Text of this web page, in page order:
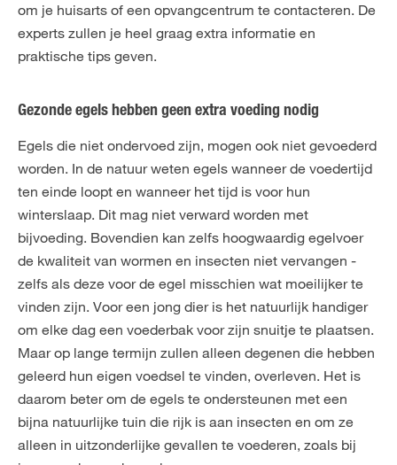
om je huisarts of een opvangcentrum te contacteren. De
experts zullen je heel graag extra informatie en
praktische tips geven.
Gezonde egels hebben geen extra voeding nodig
Egels die niet ondervoed zijn, mogen ook niet gevoederd
worden. In de natuur weten egels wanneer de voedertijd
ten einde loopt en wanneer het tijd is voor hun
winterslaap. Dit mag niet verward worden met
bijvoeding. Bovendien kan zelfs hoogwaardig egelvoer
de kwaliteit van wormen en insecten niet vervangen -
zelfs als deze voor de egel misschien wat moeilijker te
vinden zijn. Voor een jong dier is het natuurlijk handiger
om elke dag een voederbak voor zijn snuitje te plaatsen.
Maar op lange termijn zullen alleen degenen die hebben
geleerd hun eigen voedsel te vinden, overleven. Het is
daarom beter om de egels te ondersteunen met een
bijna natuurlijke tuin die rijk is aan insecten en om ze
alleen in uitzonderlijke gevallen te voederen, zoals bij